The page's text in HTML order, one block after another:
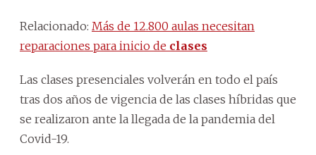
Relacionado: Más de 12.800 aulas necesitan
reparaciones para inicio de clases
Las clases presenciales volverán en todo el país
tras dos años de vigencia de las clases híbridas que
se realizaron ante la llegada de la pandemia del
Covid-19.